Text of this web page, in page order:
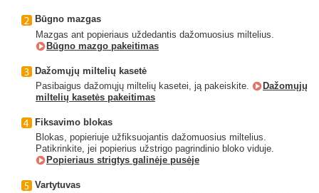
Būgno mazgas
Mazgas ant popieriaus uždedantis dažomuosius miltelius.
Būgno mazgo pakeitimas
Dažomųjų miltelių kasetė
Pasibaigus dažomųjų miltelių kasetei, ją pakeiskite.
Dažomųjų
miltelių kasetės pakeitimas
Fiksavimo blokas
Blokas, popieriuje užfiksuojantis dažomuosius miltelius.
Patikrinkite, jei popierius užstrigo pagrindinio bloko viduje.
Popieriaus strigtys galinėje pusėje
Vartytuvas